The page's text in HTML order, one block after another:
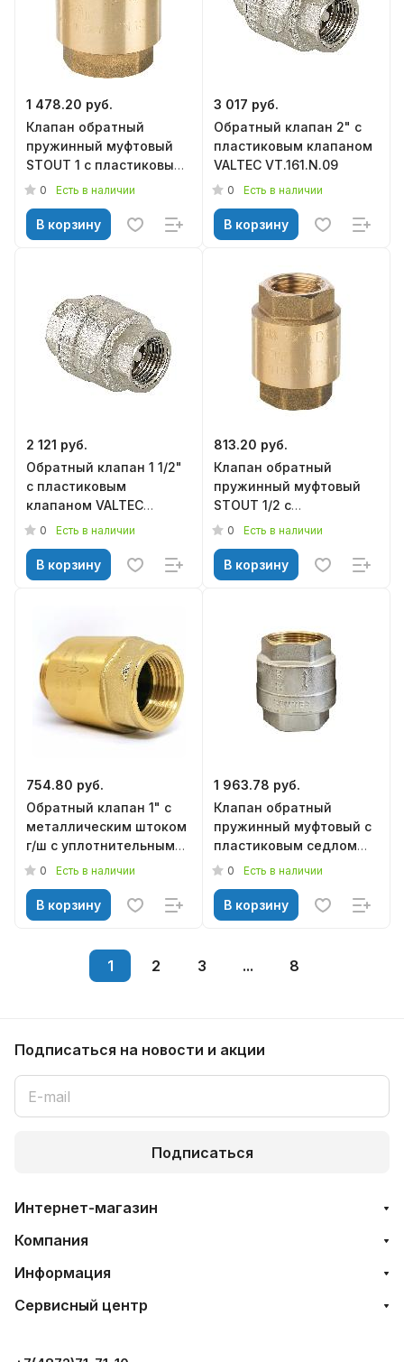
1 478.20 руб.
Клапан обратный
пружинный муфтовый
STOUT 1 с пластиковым
седлом SVC-0012-
0 Есть в наличии
В корзину
3 017 руб.
Обратный клапан 2" с
пластиковым клапаном
VALTEC VT.161.N.09
0 Есть в наличии
В корзину
2 121 руб.
Обратный клапан 1 1/2"
с пластиковым
клапаном VALTEC
VT.161.N.08
0 Есть в наличии
В корзину
813.20 руб.
Клапан обратный
пружинный муфтовый
STOUT 1/2 с
пластиковым седлом
0 Есть в наличии
В корзину
754.80 руб.
Обратный клапан 1" с
металлическим штоком
г/ш с уплотнительным
кольцом для насосной
0 Есть в наличии
В корзину
1 963.78 руб.
Клапан обратный
пружинный муфтовый с
пластиковым седлом
ROMMER 2 RVC-0002-
0 Есть в наличии
В корзину
1 2 3 ... 8
Подписаться на новости и акции
Подписаться
Интернет-магазин
Компания
Информация
Сервисный центр